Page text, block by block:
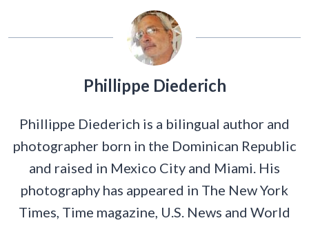
Phillippe Diederich
Phillippe Diederich is a bilingual author and
photographer born in the Dominican Republic
and raised in Mexico City and Miami. His
photography has appeared in The New York
Times, Time magazine, U.S. News and World